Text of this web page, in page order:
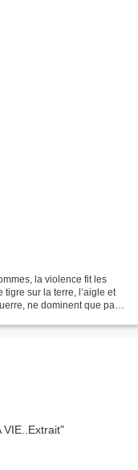
la violence fit les
sur la terre, l’aigle et
ne dominent que par